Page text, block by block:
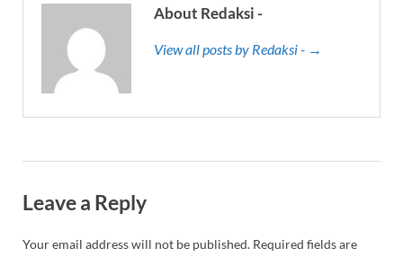
About Redaksi -
View all posts by Redaksi - →
Leave a Reply
Your email address will not be published. Required fields are